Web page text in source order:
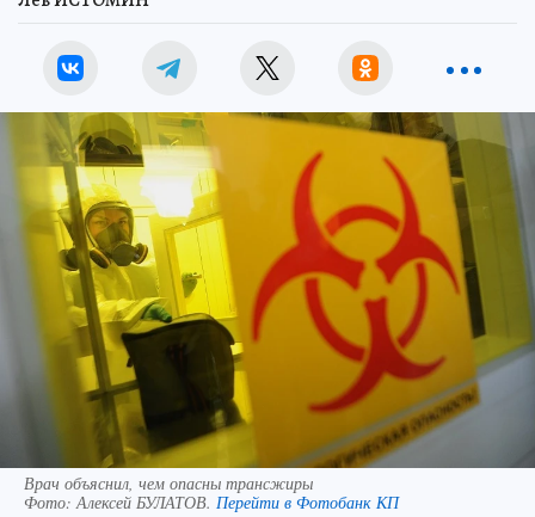
Врач объяснил, чем опасны трансжиры
Фото:Алексей БУЛАТОВ. Перейти в Фотобанк КП